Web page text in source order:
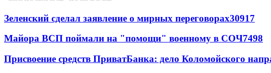
Зеленский сделал заявление о мирных переговорах30917
Майора ВСП поймали на "помощи" военному в СОЧ7498
Присвоение средств ПриватБанка: дело Коломойского